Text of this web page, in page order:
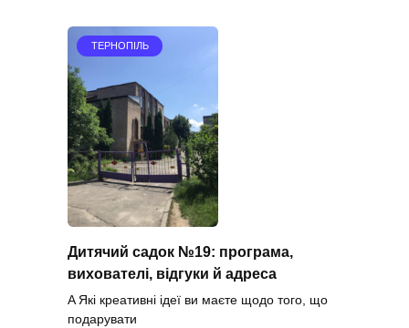
ТЕРНОПІЛЬ
Дитячий садок №19: програма,
вихователі, відгуки й адреса
A Які креативні ідеї ви маєте щодо того, що
подарувати